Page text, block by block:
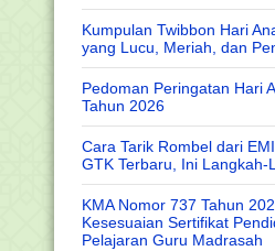
Kumpulan Twibbon Hari
yang Lucu, Meriah, dan
Pedoman Peringatan Hari
Tahun 2026
Cara Tarik Rombel dari
GTK Terbaru, Ini Langkah-
KMA Nomor 737 Tahun
Kesesuaian Sertifikat
Pelajaran Guru Madrasah